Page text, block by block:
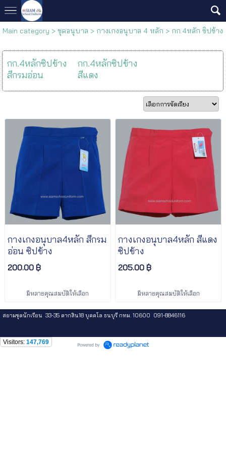
Main category > ชุดอนุบาล > กางเกงอนุบาล 4 หลัก > กก.4หลัก ซิปข้าง
กก.4หลักซิปข้าง
สีกรมอ่อน
กก.4หลักซิปข้าง
สีแดง
กางเกงอนุบาล4หลัก สีกรม
อ่อน ซิปข้าง
200.00 ฿
มีหลายคุณสมบัติให้เลือก
กางเกงอนุบาล4หลัก สีแดง
ซิปข้าง
205.00 ฿
มีหลายคุณสมบัติให้เลือก
สยามชุดนักเรียน 33-35 ตากสิน18 บุคคโล ธนบุรี กทม. 10600 091-8846116
Visitors: 147,769